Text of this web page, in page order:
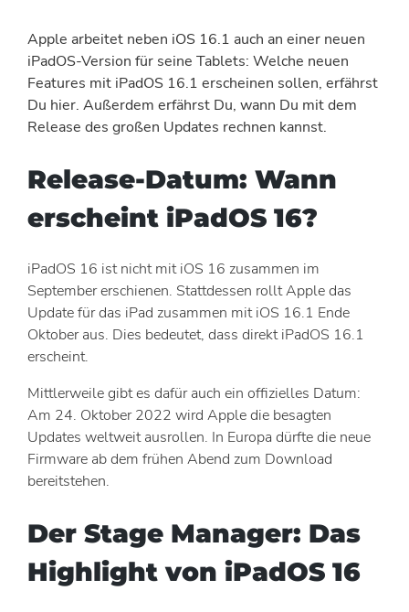
Apple arbeitet neben iOS 16.1 auch an einer neuen
iPadOS-Version für seine Tablets: Welche neuen
Features mit iPadOS 16.1 erscheinen sollen, erfährst
Du hier. Außerdem erfährst Du, wann Du mit dem
Release des großen Updates rechnen kannst.
Release-Datum: Wann
erscheint iPadOS 16?
iPadOS 16 ist nicht mit iOS 16 zusammen im
September erschienen. Stattdessen rollt Apple das
Update für das iPad zusammen mit iOS 16.1 Ende
Oktober aus. Dies bedeutet, dass direkt iPadOS 16.1
erscheint.
Mittlerweile gibt es dafür auch ein offizielles Datum:
Am 24. Oktober 2022 wird Apple die besagten
Updates weltweit ausrollen. In Europa dürfte die neue
Firmware ab dem frühen Abend zum Download
bereitstehen.
Der Stage Manager: Das
Highlight von iPadOS 16